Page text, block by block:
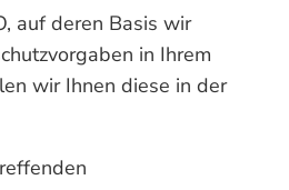
auf deren Basis wir
in Ihrem
wir Ihnen diese in der